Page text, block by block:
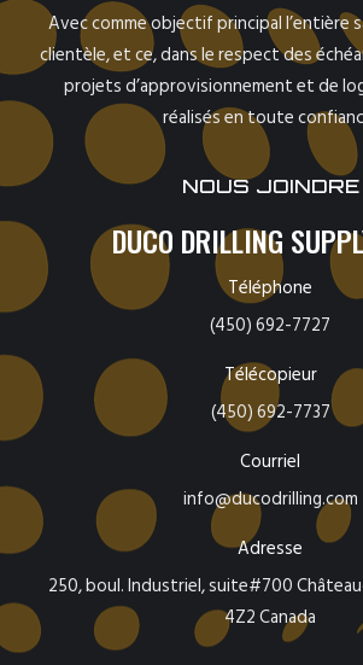
Avec comme objectif principal l’entière
clientèle, et ce, dans le respect des
projets d’approvisionnement et de
réalisés en toute
NOUS JOINDRE
DUCO DRILLING
Téléphone
(450) 692-7727
Télécopieur
(450) 692-7737
Courriel
info@ducodrilling.com
Adresse
250, boul. Industriel, suite#700
4Z2 Canada